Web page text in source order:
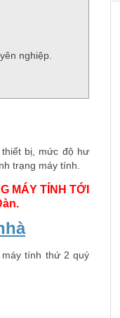
nghiệp.
bị, mức độ hư
trạng máy tính.
MÁY TÍNH TỚI
tính thứ 2 quý